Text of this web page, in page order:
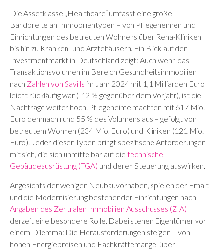
Die Assetklasse „Healthcare“ umfasst eine große
Bandbreite an Immobilientypen – von Pflegeheimen und
Einrichtungen des betreuten Wohnens über Reha-Kliniken
bis hin zu Kranken- und Ärztehäusern. Ein Blick auf den
Investmentmarkt in Deutschland zeigt: Auch wenn das
Transaktionsvolumen im Bereich Gesundheitsimmobilien
nach Zahlen von Savills im Jahr 2024 mit 1,1 Milliarden Euro
leicht rückläufig war (-12 % gegenüber dem Vorjahr), ist die
Nachfrage weiter hoch. Pflegeheime machten mit 617 Mio.
Euro demnach rund 55 % des Volumens aus – gefolgt von
betreutem Wohnen (234 Mio. Euro) und Kliniken (121 Mio.
Euro). Jeder dieser Typen bringt spezifische Anforderungen
mit sich, die sich unmittelbar auf die technische
Gebäudeausrüstung (TGA) und deren Steuerung auswirken.
Angesichts der wenigen Neubauvorhaben, spielen der Erhalt
und die Modernisierung bestehender Einrichtungen nach
Angaben des Zentralen Immobilien Ausschusses (ZIA)
derzeit eine besondere Rolle. Dabei stehen Eigentümer vor
einem Dilemma: Die Herausforderungen steigen – von
hohen Energiepreisen und Fachkräftemangel über